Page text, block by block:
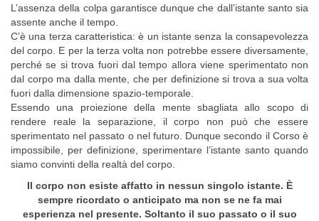
L’assenza della colpa garantisce dunque che dall’istante santo sia
assente anche il tempo.
C’è una terza caratteristica: è un istante senza la consapevolezza
del corpo. E per la terza volta non potrebbe essere diversamente,
perché se si trova fuori dal tempo allora viene sperimentato non
dal corpo ma dalla mente, che per definizione si trova a sua volta
fuori dalla dimensione spazio-temporale.
Essendo una proiezione della mente sbagliata allo scopo di
rendere reale la separazione, il corpo non può che essere
sperimentato nel passato o nel futuro. Dunque secondo il Corso è
impossibile, per definizione, sperimentare l’istante santo quando
siamo convinti della realtà del corpo.
Il corpo non esiste affatto in nessun singolo istante. È
sempre ricordato o anticipato ma non se ne fa mai
esperienza nel presente. Soltanto il suo passato o il suo